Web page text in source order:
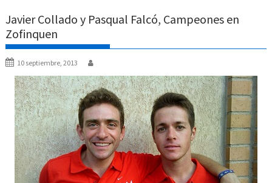
Javier Collado y Pasqual Falcó, Campeones en
Zofinquen
10 septiembre, 2013